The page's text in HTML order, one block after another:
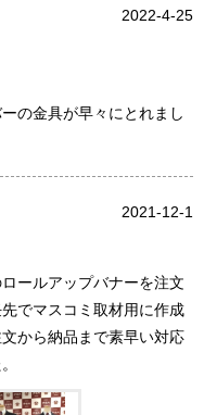
2022-4-25
の金具が早々にとれまし
2021-12-1
ールアップバナーを注文
でマスコミ取材用に作成
から納品まで素早い対応